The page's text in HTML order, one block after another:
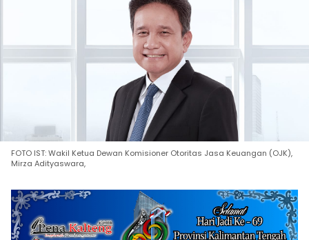
FOTO IST: Wakil Ketua Dewan Komisioner Otoritas Jasa Keuangan (OJK),
Mirza Adityaswara,